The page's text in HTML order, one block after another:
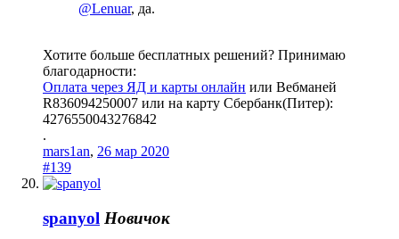
@Lenuar, да.
Хотите больше бесплатных решений? Принимаю
благодарности:
Оплата через ЯД и карты онлайн или Вебманей
R836094250007 или на карту Сбербанк(Питер):
4276550043276842
.
mars1an, 26 мар 2020
#139
spanyol Новичок